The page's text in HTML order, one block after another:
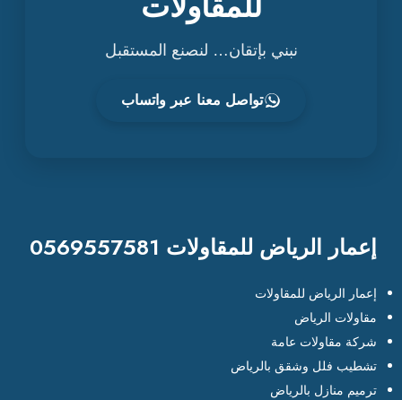
نبني بإتقان… لنصنع المستقبل
تواصل معنا عبر واتساب
إعمار الرياض للمقاولات 0569557581
إعمار الرياض للمقاولات
مقاولات الرياض
شركة مقاولات عامة
تشطيب فلل وشقق بالرياض
ترميم منازل بالرياض